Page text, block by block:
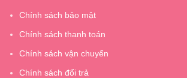
Chính sách bảo mật
Chính sách thanh toán
Chính sách vận chuyển
Chính sách đổi trả